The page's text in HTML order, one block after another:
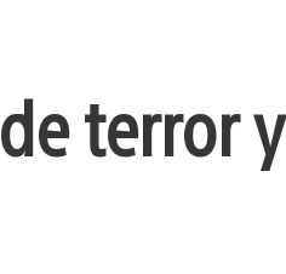
terror y